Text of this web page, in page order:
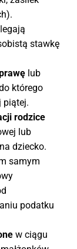
stawkę
lub
którego
piątej.
rodzice
lub
dziecko.
samym
podatku
w ciągu